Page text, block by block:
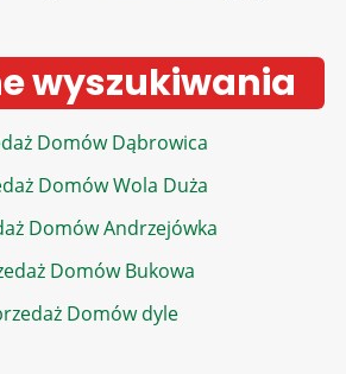
wyszukiwania
Domów Dąbrowica
Domów Wola Duża
Domów Andrzejówka
Domów Bukowa
Domów dyle